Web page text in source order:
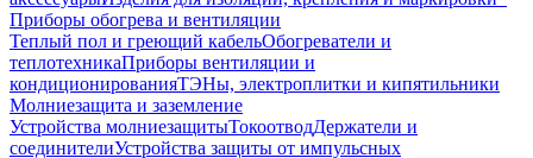
Приборы обогрева и вентиляции
Теплый пол и греющий кабельОбогреватели и
теплотехникаПриборы вентиляции и
кондиционированияТЭНы, электроплитки и кипятильники
Молниезащита и заземление
Устройства молниезащитыТокоотводДержатели и
соединителиУстройства защиты от импульсных